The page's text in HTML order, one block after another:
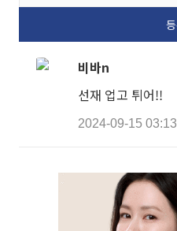
비바n
선재 업고 튀어!!
2024-09-15 03:13